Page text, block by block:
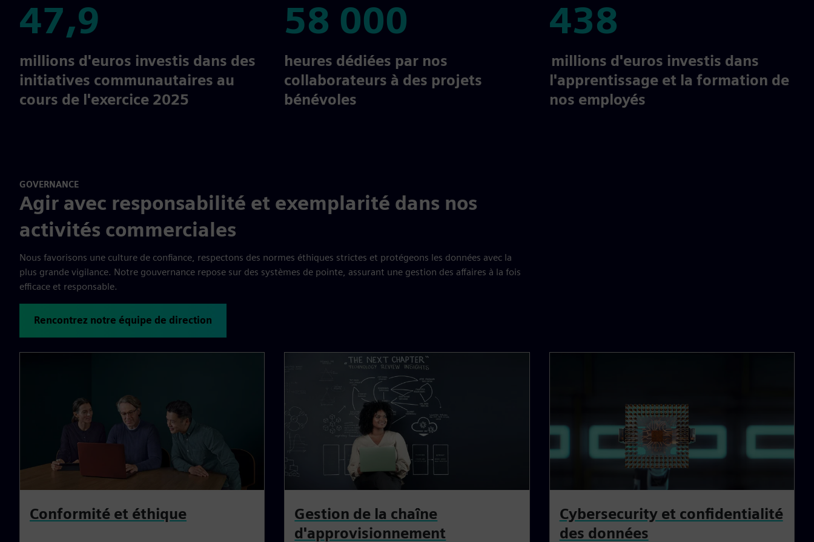
47,9
47,9
millions d'euros investis dans des
initiatives communautaires au
cours de l'exercice 2025
58 000
58 000
heures dédiées par nos
collaborateurs à des projets
bénévoles
438
438
millions d'euros investis dans
l'apprentissage et la formation de
nos employés
GOVERNANCE
Agir avec responsabilité et exemplarité dans nos
activités commerciales
Nous favorisons une culture de confiance, respectons des normes éthiques strictes et protégeons les données avec la
plus grande vigilance. Notre gouvernance repose sur des systèmes de pointe, assurant une gestion des affaires à la fois
efficace et responsable.
Rencontrez notre équipe de direction
Conformité et éthique
Gestion de la chaîne
d'approvisionnement
Cybersecurity et confidentialité
des données